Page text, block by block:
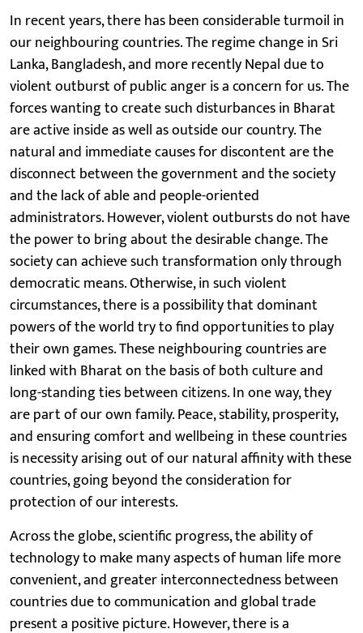
In recent years, there has been considerable turmoil in
our neighbouring countries. The regime change in Sri
Lanka, Bangladesh, and more recently Nepal due to
violent outburst of public anger is a concern for us. The
forces wanting to create such disturbances in Bharat
are active inside as well as outside our country. The
natural and immediate causes for discontent are the
disconnect between the government and the society
and the lack of able and people-oriented
administrators. However, violent outbursts do not have
the power to bring about the desirable change. The
society can achieve such transformation only through
democratic means. Otherwise, in such violent
circumstances, there is a possibility that dominant
powers of the world try to find opportunities to play
their own games. These neighbouring countries are
linked with Bharat on the basis of both culture and
long-standing ties between citizens. In one way, they
are part of our own family. Peace, stability, prosperity,
and ensuring comfort and wellbeing in these countries
is necessity arising out of our natural affinity with these
countries, going beyond the consideration for
protection of our interests.
Across the globe, scientific progress, the ability of
technology to make many aspects of human life more
convenient, and greater interconnectedness between
countries due to communication and global trade
present a positive picture. However, there is a